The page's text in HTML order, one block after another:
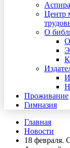
Центр
О
Проживание
Гимназия
Главная
Новости
18 февраля.